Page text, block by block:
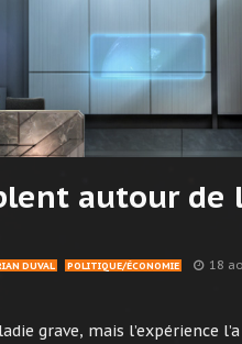
autour de
DUVAL POLITIQUE/ÉCONOMIE 18
grave, mais l’expérience